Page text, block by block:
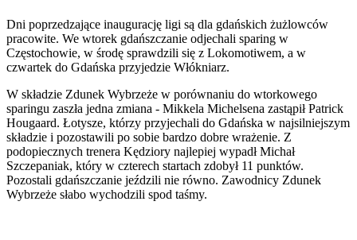
Dni poprzedzające inaugurację ligi są dla gdańskich żużlowców
pracowite. We wtorek gdańszczanie odjechali sparing w
Częstochowie, w środę sprawdzili się z Lokomotiwem, a w
czwartek do Gdańska przyjedzie Włókniarz.
W składzie Zdunek Wybrzeże w porównaniu do wtorkowego
sparingu zaszła jedna zmiana - Mikkela Michelsena zastąpił Patrick
Hougaard. Łotysze, którzy przyjechali do Gdańska w najsilniejszym
składzie i pozostawili po sobie bardzo dobre wrażenie. Z
podopiecznych trenera Kędziory najlepiej wypadł Michał
Szczepaniak, który w czterech startach zdobył 11 punktów.
Pozostali gdańszczanie jeździli nie równo. Zawodnicy Zdunek
Wybrzeże słabo wychodzili spod taśmy.